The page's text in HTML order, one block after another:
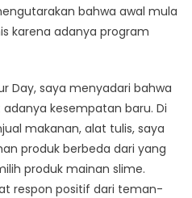
bahwa awal mula
karena adanya program
Day, saya menyadari bahwa
kesempatan baru. Di
makanan, alat tulis, saya
produk berbeda dari yang
produk mainan slime.
respon positif dari teman-